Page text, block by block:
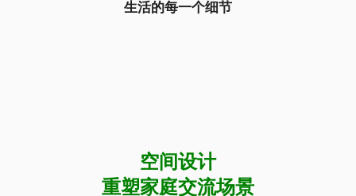
生活的每一个细节
空间设计
重塑家庭交流场景